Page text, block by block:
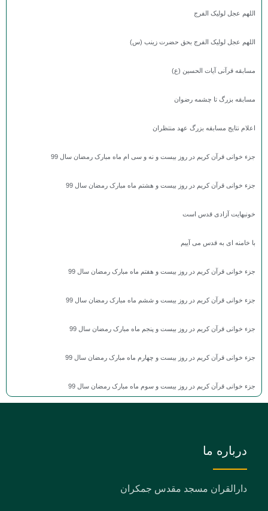
اللهم عجل لولیک الفرج
اللهم عجل لولیک الفرج بحق حضرت زینب (س)
مسابقه قرآنی آیات الحسین (ع)
مسابقه بزرگ تا چشمه رضوان
اعلام نتایج مسابقه بزرگ عهد منتظران
جزء خوانی قرآن کریم در روز بیست و نه و سی ام ماه مبارک رمضان سال 99
جزء خوانی قرآن کریم در روز بیست و هشتم ماه مبارک رمضان سال 99
خونبهایت آزادی قدس است
با خامنه ای به قدس می آییم
جزء خوانی قرآن کریم در روز بیست و هفتم ماه مبارک رمضان سال 99
جزء خوانی قرآن کریم در روز بیست و ششم ماه مبارک رمضان سال 99
جزء خوانی قرآن کریم در روز بیست و پنجم ماه مبارک رمضان سال 99
جزء خوانی قرآن کریم در روز بیست و چهارم ماه مبارک رمضان سال 99
جزء خوانی قرآن کریم در روز بیست و سوم ماه مبارک رمضان سال 99
درباره ما
دارالقران مسجد مقدس جمکران